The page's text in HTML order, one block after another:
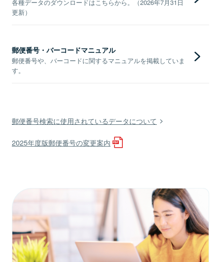
各種データのダウンロードはこちらから。（2026年7月31日
更新）
郵便番号・バーコードマニュアル
郵便番号や、バーコードに関するマニュアルを掲載していま
す。
郵便番号検索に使用されているデータについて
2025年度版郵便番号の変更案内